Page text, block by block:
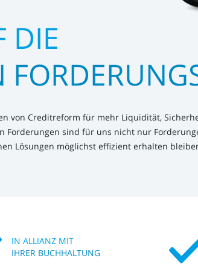
DIE
von Creditreform für mehr Liquidität,
Forderungen sind für uns nicht nur
Lösungen möglichst effizient erhalten
IN ALLIANZ MIT
IHRER BUCHHALTUNG